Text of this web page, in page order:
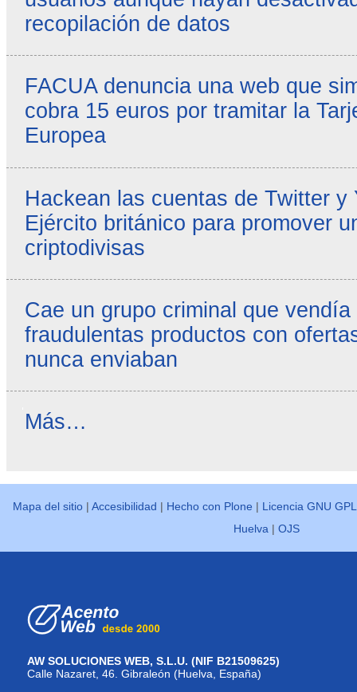
recopilación de datos
FACUA denuncia una web que
cobra 15 euros por tramitar la
Europea
Hackean las cuentas de Twitter y
Ejército británico para promover
criptodivisas
Cae un grupo criminal que
fraudulentas productos con
nunca enviaban
Reseñas
Más…
Mapa del sitio |Accesibilidad | Hecho con Plone | Licencia GNU GPL
Huelva |OJS
AW SOLUCIONES WEB, S.L.U. (NIF B21509625)
Calle Nazaret, 46. Gibraleón (Huelva, España)